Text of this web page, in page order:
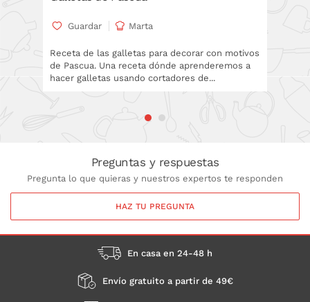
Guardar Marta
Receta de las galletas para decorar con motivos
de Pascua. Una receta dónde aprenderemos a
hacer galletas usando cortadores de...
Preguntas y respuestas
Pregunta lo que quieras y nuestros expertos te responden
HAZ TU PREGUNTA
En casa en 24-48 h
Envío gratuito a partir de 49€